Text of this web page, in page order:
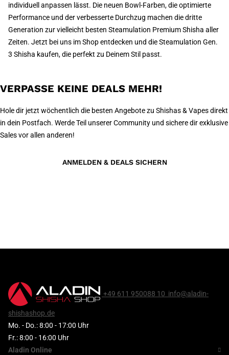
individuell anpassen lässt. Die neuen Bowl-Farben, die optimierte
Performance und der verbesserte Durchzug machen die dritte
Generation zur vielleicht besten Steamulation Premium Shisha aller
Zeiten. Jetzt bei uns im Shop entdecken und die Steamulation Gen.
3 Shisha kaufen, die perfekt zu Deinem Stil passt.
VERPASSE KEINE DEALS MEHR!
Hole dir jetzt wöchentlich die besten Angebote zu Shishas & Vapes direkt
in dein Postfach. Werde Teil unserer Community und sichere dir exklusive
Sales vor allen anderen!
ANMELDEN & DEALS SICHERN
+49 611 950088 10 info@aladin-
shishashop.de
Mo. - Do.: 8:00 - 17:00 Uhr
Fr.: 8:00 - 16:00 Uhr
Aladin Online